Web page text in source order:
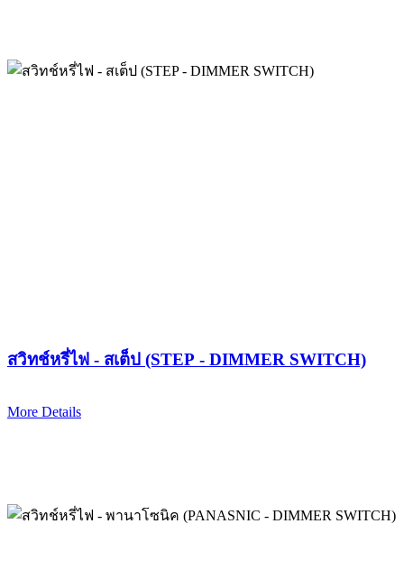
สวิทช์หรี่ไฟ - สเต็ป (STEP - DIMMER SWITCH)
More Details